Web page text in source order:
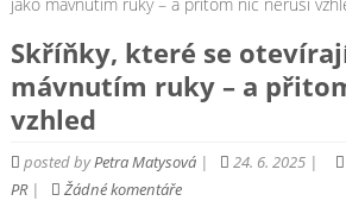
Skříňky, které se
mávnutím ruky – a
vzhled
posted byPetra Matysová| 24. 6. 2025 |
PR| Žádné komentáře